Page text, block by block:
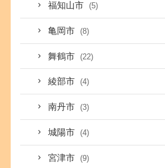
福知山市 (5)
亀岡市 (8)
舞鶴市 (22)
綾部市 (4)
南丹市 (3)
城陽市 (4)
宮津市 (9)